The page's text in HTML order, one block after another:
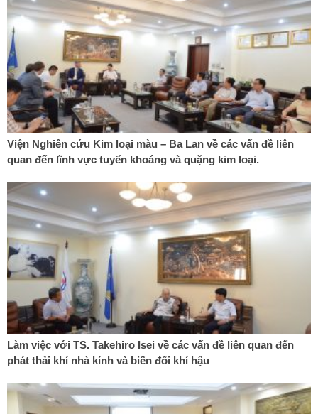
Viện Nghiên cứu Kim loại màu – Ba Lan về các vấn đề liên
quan đến lĩnh vực tuyển khoáng và quặng kim loại.
Làm việc với TS. Takehiro Isei về các vấn đề liên quan đến
phát thải khí nhà kính và biến đổi khí hậu